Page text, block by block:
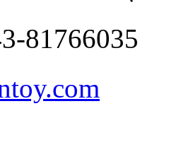
81766035